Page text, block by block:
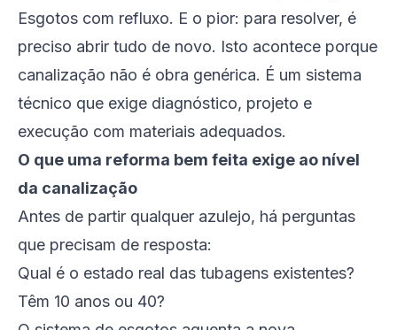
Esgotos com refluxo. E o pior: para resolver, é
preciso abrir tudo de novo. Isto acontece porque
canalização não é obra genérica. É um sistema
técnico que exige diagnóstico, projeto e
execução com materiais adequados.
O que uma reforma bem feita exige ao nível
da canalização
Antes de partir qualquer azulejo, há perguntas
que precisam de resposta:
Qual é o estado real das tubagens existentes?
Têm 10 anos ou 40?